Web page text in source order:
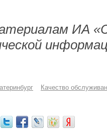
ИА
Качество